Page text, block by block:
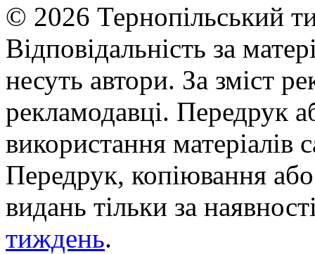
© 2026 Тернопільський
Відповідальність за
несуть автори. За зміст
рекламодавці. Передрук
використання матеріалів
Передрук, копіювання
видань тільки за
тиждень.